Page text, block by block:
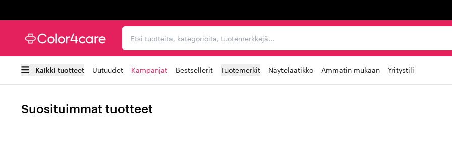
Etsi tuotteita, kategorioita, tuotemerkkejä...
Kaikki tuotteet Uutuudet Kampanjat Bestsellerit Tuotemerkit Näytelaatikko Ammatin mukaan Yritystili
Suosituimmat tuotteet